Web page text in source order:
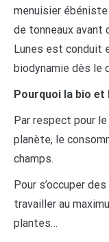
menuisier
de tonneaux avant
Lunes est conduit
biodynamie dès le
Pourquoi la bio et
Par respect pour
planète, le
champs.
Pour s’occuper
travailler au
plantes…